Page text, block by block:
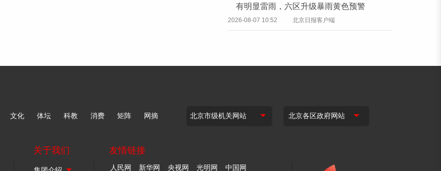
有明显雷雨，六区升级暴雨黄色预警
2026-08-07 10:52 北京日报客户端
文化 体坛 科教 消费 矩阵 网摘
关于我们 友情链接
人民网 新华网 央视网 光明网 中国网